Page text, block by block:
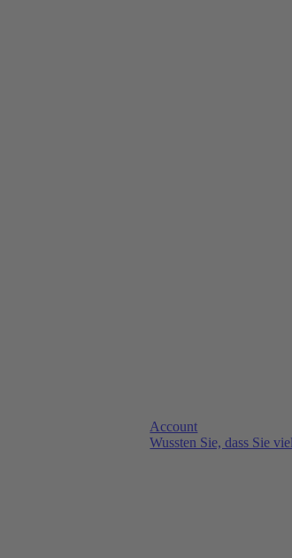
Account
Wussten Sie, dass Sie